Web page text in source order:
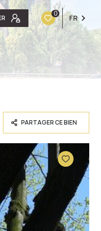
0 FR
PARTAGER CE BIEN